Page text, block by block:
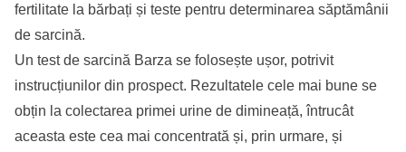
fertilitate la bărbați și teste pentru determinarea săptămânii
de sarcină.
Un test de sarcină Barza se folosește ușor, potrivit
instrucțiunilor din prospect. Rezultatele cele mai bune se
obțin la colectarea primei urine de dimineață, întrucât
aceasta este cea mai concentrată și, prin urmare, și